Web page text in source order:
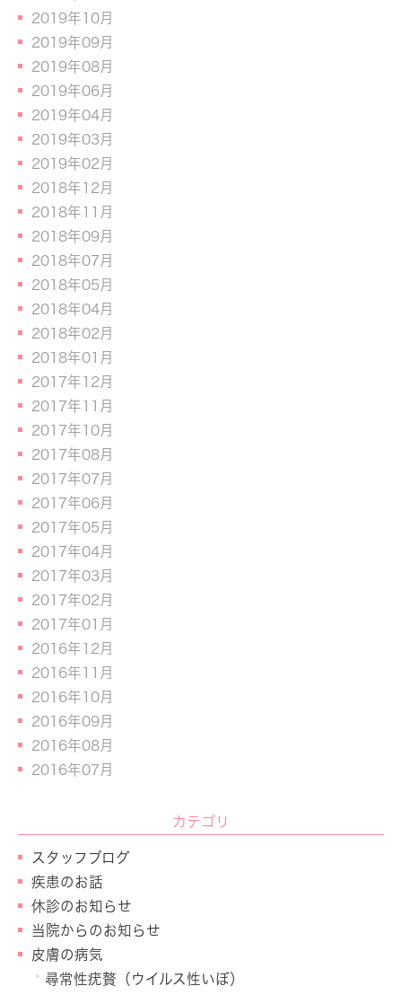
2019年10月
2019年09月
2019年08月
2019年06月
2019年04月
2019年03月
2019年02月
2018年12月
2018年11月
2018年09月
2018年07月
2018年05月
2018年04月
2018年02月
2018年01月
2017年12月
2017年11月
2017年10月
2017年08月
2017年07月
2017年06月
2017年05月
2017年04月
2017年03月
2017年02月
2017年01月
2016年12月
2016年11月
2016年10月
2016年09月
2016年08月
2016年07月
カテゴリ
スタッフブログ
疾患のお話
休診のお知らせ
当院からのお知らせ
皮膚の病気
尋常性疣贅（ウイルス性いぼ）